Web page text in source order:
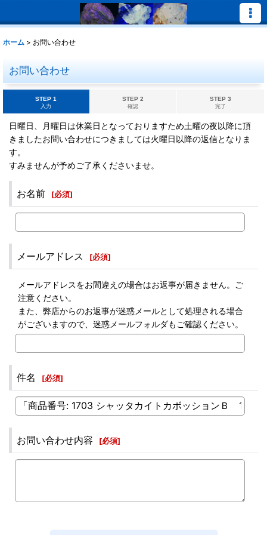
ホーム > お問い合わせ
お問い合わせ
STEP 1
入力
STEP 2
確認
STEP 3
完了
日曜日、月曜日は休業日となっておりますため土曜の夜以降に頂
きましたお問い合わせにつきましては火曜日以降の返信となりま
す。
すみませんが予めご了承くださいませ。
お名前 [必須]
メールアドレス [必須]
メールアドレスをお間違えの場合はお返事が届きません。ご
注意ください。
また、弊店からのお返事が迷惑メールとして処理される場合
がございますので、迷惑メールフォルダもご確認ください。
件名 [必須]
お問い合わせ内容 [必須]